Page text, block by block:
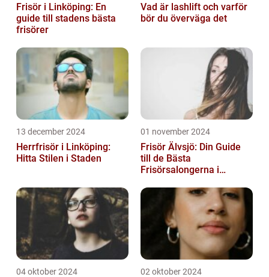
Frisör i Linköping: En
guide till stadens bästa
frisörer
Vad är lashlift och varför
bör du överväga det
13 december 2024
Herrfrisör i Linköping:
Hitta Stilen i Staden
01 november 2024
Frisör Älvsjö: Din Guide
till de Bästa
Frisörsalongerna i
04 oktober 2024 02 oktober 2024